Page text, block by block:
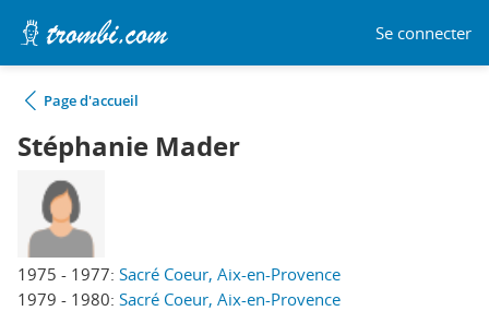
Se connecter
Page d'accueil
Stéphanie Mader
1975 - 1977: Sacré Coeur, Aix-en-Provence
1979 - 1980: Sacré Coeur, Aix-en-Provence